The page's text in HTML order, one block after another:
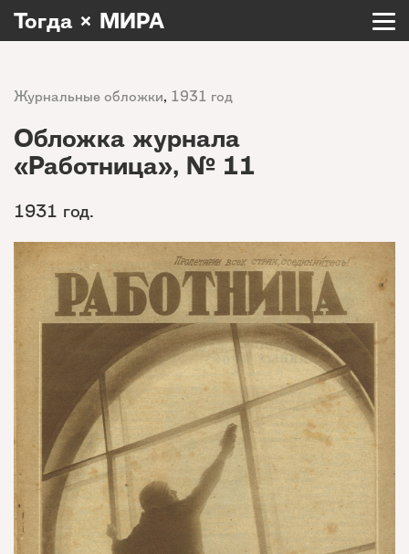
Тогда × МИРА
Журнальные обложки, 1931 год
Обложка журнала
«Работница», № 11
1931 год.